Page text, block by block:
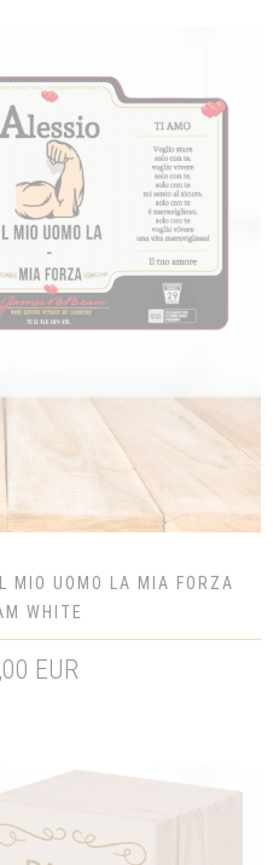
MIO UOMO LA MIA FORZA
WHITE
EUR